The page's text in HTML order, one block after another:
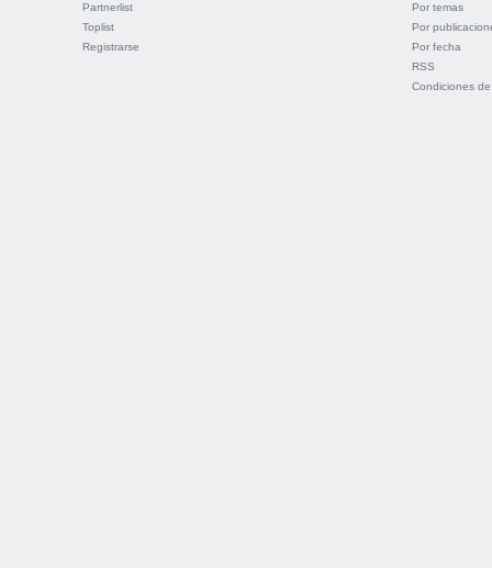
Partnerlist
Toplist
Registrarse
Por temas
Por
Por fecha
RSS
Condiciones